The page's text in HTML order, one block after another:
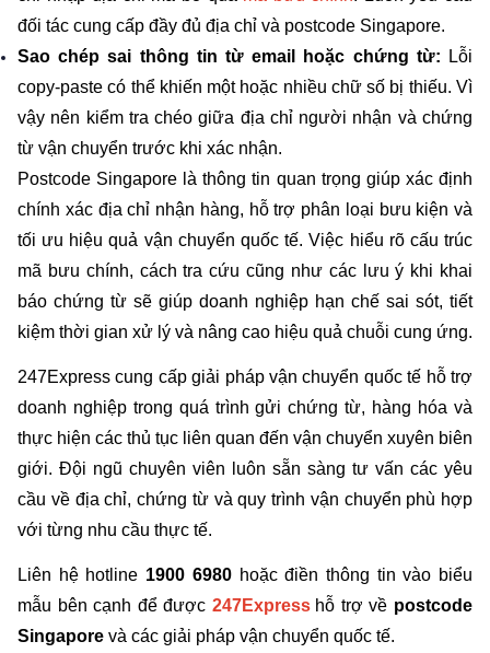
đối tác cung cấp đầy đủ địa chỉ và postcode Singapore.
Sao chép sai thông tin từ email hoặc chứng từ:
Lỗi
copy-paste có thể khiến một hoặc nhiều chữ số bị thiếu. Vì
vậy nên kiểm tra chéo giữa địa chỉ người nhận và chứng
từ vận chuyển trước khi xác nhận.
Postcode Singapore là thông tin quan trọng giúp xác định
chính xác địa chỉ nhận hàng, hỗ trợ phân loại bưu kiện và
tối ưu hiệu quả vận chuyển quốc tế. Việc hiểu rõ cấu trúc
mã bưu chính, cách tra cứu cũng như các lưu ý khi khai
báo chứng từ sẽ giúp doanh nghiệp hạn chế sai sót, tiết
kiệm thời gian xử lý và nâng cao hiệu quả chuỗi cung ứng.
247Express cung cấp giải pháp vận chuyển quốc tế hỗ trợ
doanh nghiệp trong quá trình gửi chứng từ, hàng hóa và
thực hiện các thủ tục liên quan đến vận chuyển xuyên biên
giới. Đội ngũ chuyên viên luôn sẵn sàng tư vấn các yêu
cầu về địa chỉ, chứng từ và quy trình vận chuyển phù hợp
với từng nhu cầu thực tế.
Liên hệ hotline 1900 6980 hoặc điền thông tin vào biểu
mẫu bên cạnh để được 247Express hỗ trợ về postcode
Singapore và các giải pháp vận chuyển quốc tế.